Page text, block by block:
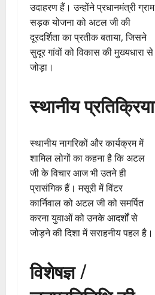
उदाहरण हैं। उन्होंने प्रधानमंत्री ग्राम
सड़क योजना को अटल जी की
दूरदर्शिता का प्रतीक बताया, जिसने
सुदूर गांवों को विकास की मुख्यधारा से
जोड़ा।
स्थानीय प्रतिक्रिया
स्थानीय नागरिकों और कार्यक्रम में
शामिल लोगों का कहना है कि अटल
जी के विचार आज भी उतने ही
प्रासंगिक हैं। मसूरी में विंटर
कार्निवाल को अटल जी को समर्पित
करना युवाओं को उनके आदर्शों से
जोड़ने की दिशा में सराहनीय पहल है।
विशेषज्ञ /